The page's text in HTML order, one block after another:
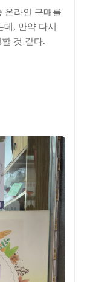
온라인 구매를
, 만약 다시
것 같다.